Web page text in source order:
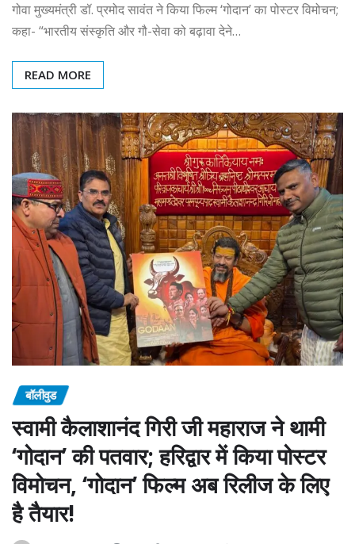
गोवा मुख्यमंत्री डॉ. प्रमोद सावंत ने किया फिल्म ‘गोदान’ का पोस्टर विमोचन;
कहा- “भारतीय संस्कृति और गौ-सेवा को बढ़ावा देने…
READ MORE
बॉलीवुड
स्वामी कैलाशानंद गिरी जी महाराज ने थामी
‘गोदान’ की पतवार; हरिद्वार में किया पोस्टर
विमोचन, ‘गोदान’ फिल्म अब रिलीज के लिए
है तैयार!